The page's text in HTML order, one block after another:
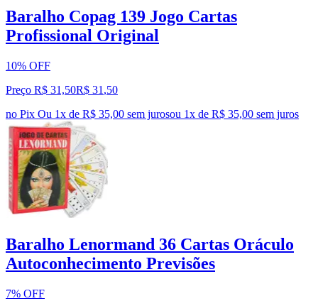
Baralho Copag 139 Jogo Cartas
Profissional Original
10% OFF
Preço R$ 31,50R$ 31 ,50
no Pix Ou 1x de R$ 35,00 sem jurosou 1x de R$ 35,00 sem juros
Baralho Lenormand 36 Cartas Oráculo
Autoconhecimento Previsões
7% OFF